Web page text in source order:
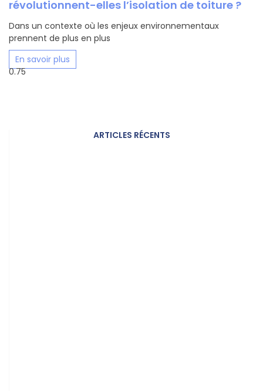
révolutionnent-elles l’isolation de toiture ?
Dans un contexte où les enjeux environnementaux
prennent de plus en plus
En savoir plus
ARTICLES RÉCENTS